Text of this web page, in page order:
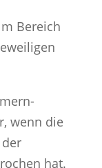
Bereich
wenn die
hat.